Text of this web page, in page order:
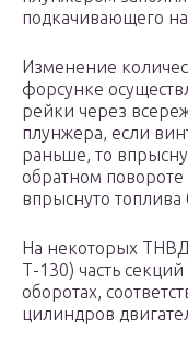
подкачивающего
Изменение
форсунке
рейки через
плунжера, если
раньше, то
обратном
впрыснуто
На некоторых
Т-130) часть
оборотах,
цилиндров